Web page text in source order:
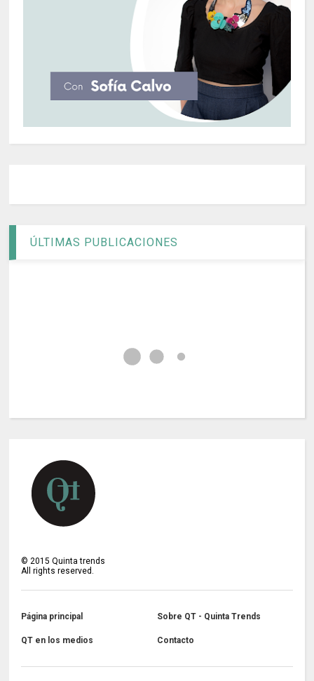
ÚLTIMAS PUBLICACIONES
© 2015 Quinta trends
All rights reserved.
Página principal Sobre QT - Quinta Trends
QT en los medios Contacto